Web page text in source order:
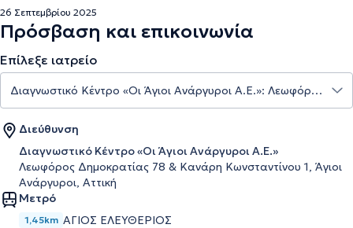
26 Σεπτεμβρίου 2025
Πρόσβαση και επικοινωνία
Επίλεξε ιατρείο
Διεύθυνση
Διαγνωστικό Κέντρο «Οι Άγιοι Ανάργυροι Α.Ε.»
Λεωφόρος Δημοκρατίας 78 & Κανάρη Κωνσταντίνου 1, Άγιοι
Ανάργυροι, Αττική
Μετρό
1,45km ΆΓΙΟΣ ΕΛΕΥΘΈΡΙΟΣ